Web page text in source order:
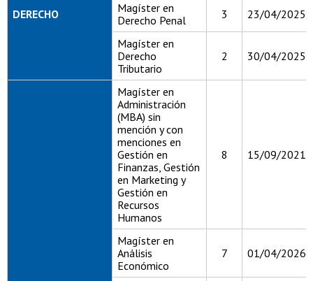
DERECHO
Magíster en
Derecho Penal
3 23/04/2025
Magíster en
Derecho
Tributario
2 30/04/2025
Magíster en
Administración
(MBA) sin
mención y con
menciones en
Gestión en
Finanzas, Gestión
en Marketing y
Gestión en
Recursos
Humanos
8 15/09/2021
Magíster en
Análisis
Económico
7 01/04/2026